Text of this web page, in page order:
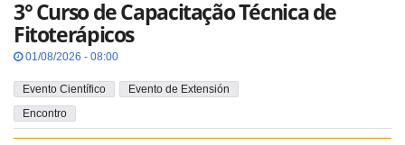
3° Curso de Capacitação Técnica de
Fitoterápicos
01/08/2026 - 08:00
Evento Científico
Evento de Extensión
Encontro